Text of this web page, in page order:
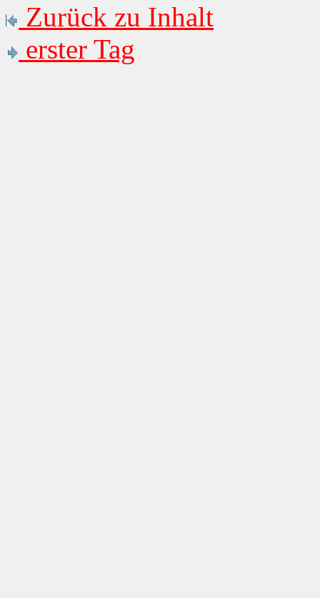
Zurück zu Inhalt
erster Tag